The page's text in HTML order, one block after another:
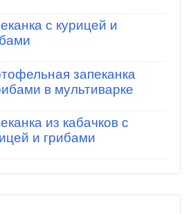
с курицей и
запеканка
в мультиварке
из кабачков с
и грибами